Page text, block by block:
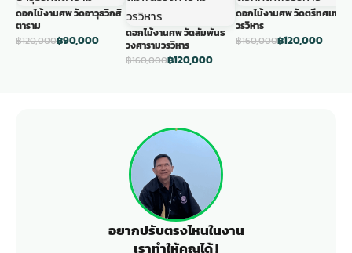
ดอกไม้งานศพ วัดอาวุธวิกสิ
ตาราม
฿120,000฿90,000
ดอกไม้งานศพ วัดสัมพันธ
วงศารามวรวิหาร
฿160,000฿120,000
ดอกไม้งานศพ วัดตรีทศเทพ
วรวิหาร
฿160,000฿120,000
อยากปรับตรงไหนในงาน
เราทำให้คุณได้ !